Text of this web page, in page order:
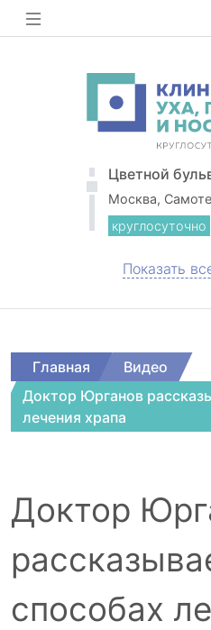
Цветной
Москва,
круглосуточно
Показать
Главная
Видео
Доктор Юрганов
лечения храпа
Доктор
способах